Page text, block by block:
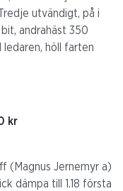
utvändigt, på i
andrahäst 350
ledaren, höll farten
kr
(Magnus Jernemyr a)
dämpa till 1.18 första